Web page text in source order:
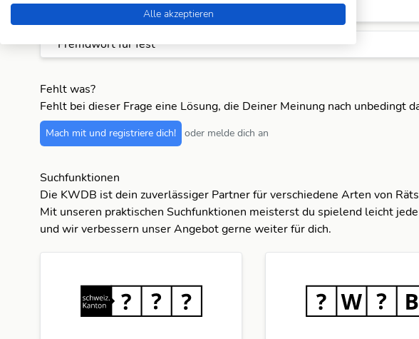
Fremdwort für fest
Fremdwort für fest
Fehlt was?
Fehlt bei dieser Frage eine Lösung, die Deiner Meinung nach unbedingt
Mach mit und registriere dich! oder melde dich an
Suchfunktionen
Die KWDB ist dein zuverlässiger Partner für verschiedene Arten von
Mit unseren praktischen Suchfunktionen meisterst du spielend leicht
und wir verbessern unser Angebot gerne weiter für dich.
Alle akzeptieren